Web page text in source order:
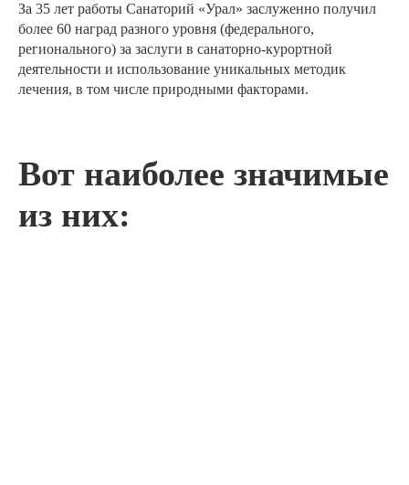
За 35 лет работы Санаторий «Урал» заслуженно получил
более 60 наград разного уровня (федерального,
регионального) за заслуги в санаторно-курортной
деятельности и использование уникальных методик
лечения, в том числе природными факторами.
Вот наиболее значимые
из них: